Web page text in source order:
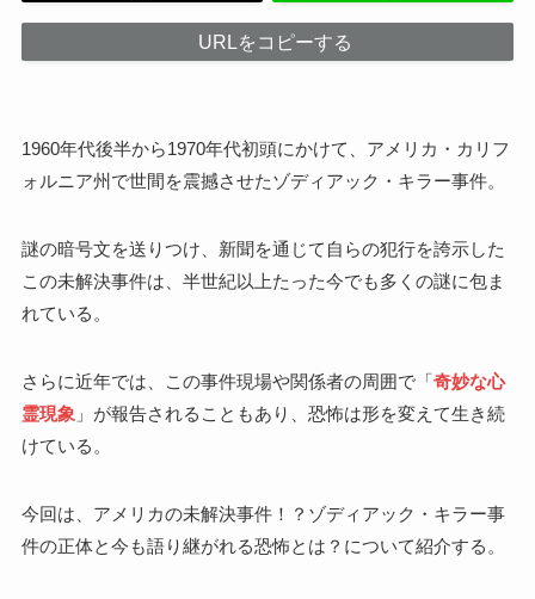
URLをコピーする
1960年代後半から1970年代初頭にかけて、アメリカ・カリフ
ォルニア州で世間を震撼させたゾディアック・キラー事件。
謎の暗号文を送りつけ、新聞を通じて自らの犯行を誇示した
この未解決事件は、半世紀以上たった今でも多くの謎に包ま
れている。
さらに近年では、この事件現場や関係者の周囲で「奇妙な心
霊現象 」が報告されることもあり、恐怖は形を変えて生き続
けている。
今回は、アメリカの未解決事件！？ゾディアック・キラー事
件の正体と今も語り継がれる恐怖とは？について紹介する。